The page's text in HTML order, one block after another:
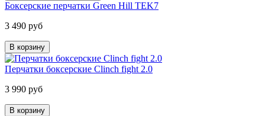
Боксерские перчатки Green Hill TEK7
3 490 руб
В корзину
Перчатки боксерские Clinch fight 2.0
3 990 руб
В корзину